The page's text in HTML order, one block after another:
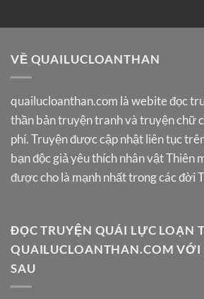
VỀ QUAILUCLOANTHAN
quailucloanthan.com là webite đọc
thần bản truyện tranh và truyện chữ
phí. Truyện được cập nhật liên tục
bạn độc giả yêu thích nhân vật Thiên
được cho là mạnh nhất trong các đời
ĐỌC TRUYỆN QUÁI LỰC LOẠN
QUAILUCLOANTHAN.COM VỚI
SAU